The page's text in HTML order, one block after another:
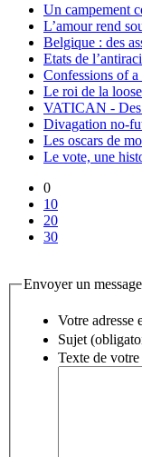
Un campement
L’amour rend
Belgique : des
Etats de
Confessions of
Le roi de la
VATICAN - Des
Divagation no-
Les oscars de
Le vote, une
0
10
20
30
Envoyer un message
Sujet